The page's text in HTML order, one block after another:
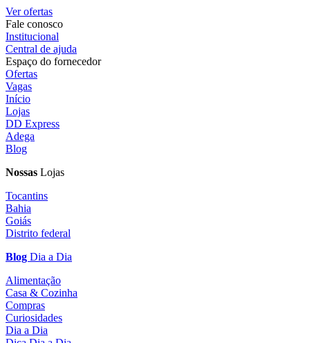
Ver ofertas
Fale conosco
Institucional
Central de ajuda
Espaço do fornecedor
Ofertas
Vagas
Início
Lojas
DD Express
Adega
Blog
Nossas Lojas
Tocantins
Bahia
Goiás
Distrito federal
Blog Dia a Dia
Alimentação
Casa & Cozinha
Compras
Curiosidades
Dia a Dia